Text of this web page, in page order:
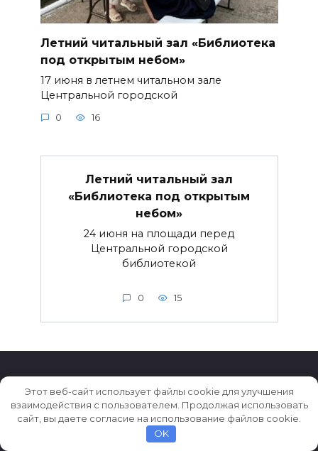
Летний читальный зал «Библиотека
под открытым небом»
17 июня в летнем читальном зале
Центральной городской
0 16
Летний читальный зал
«Библиотека под открытым
небом»
24 июня на площади перед
Центральной городской
библиотекой
0 15
© 2026 Истории ★ Новости ★ Факты ★ Очерки
Этот веб-сайт использует файлы cookie для улучшения
взаимодействия с пользователем. Продолжая использовать
сайт, вы даете согласие на использование файлов cookie.
OK